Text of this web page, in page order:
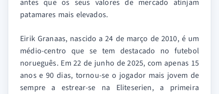
antes que os seus valores de mercado atinjam
patamares mais elevados.
Eirik Granaas, nascido a 24 de março de 2010, é um
médio-centro que se tem destacado no futebol
norueguês. Em 22 de junho de 2025, com apenas 15
anos e 90 dias, tornou-se o jogador mais jovem de
sempre a estrear-se na Eliteserien, a primeira